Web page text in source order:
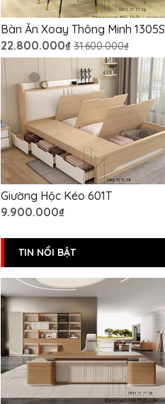
Bàn Ăn Xoay Thông Minh 1305S
22.800.000₫ 31.600.000₫
Giường Hộc Kéo 601T
9.900.000₫
TIN NỔI BẬT